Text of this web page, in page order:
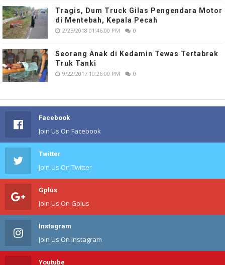
Tragis, Dum Truck Gilas Pengendara Motor
di Mentebah, Kepala Pecah
2/25/2018 01:46:00 PM 0
Seorang Anak di Kedamin Tewas Tertabrak
Truk Tanki
9/22/2017 10:26:00 PM 0
Facebook
Join Us On Facebook
Twitter
Join Us On Twitter
Gplus
Join Us On Gplus
Instagram
Join Us On Instagram
Youtube